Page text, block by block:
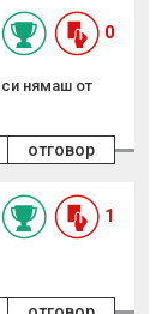
0
нямаш от
отговор
1